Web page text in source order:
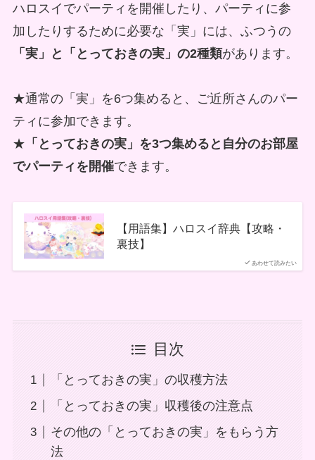
ハロスイでパーティを開催したり、パーティに参
加したりするために必要な「実」には、ふつうの
「実」と「とっておきの実」の2種類があります。
★通常の「実」を6つ集めると、ご近所さんのパー
ティに参加できます。
★ 「とっておきの実」を3つ集めると自分のお部屋
でパーティを開催できます。
あわせて読みたい
【用語集】ハロスイ辞典【攻略・
裏技】
目次
「とっておきの実」の収穫方法
「とっておきの実」収穫後の注意点
その他の「とっておきの実」をもらう方
法